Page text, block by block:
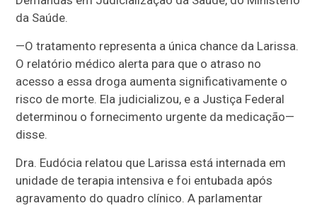
da Saúde.
—O tratamento representa a única chance da Larissa.
O relatório médico alerta para que o atraso no
acesso a essa droga aumenta significativamente o
risco de morte. Ela judicializou, e a Justiça Federal
determinou o fornecimento urgente da medicação—
disse.
Dra. Eudócia relatou que Larissa está internada em
unidade de terapia intensiva e foi entubada após
agravamento do quadro clínico. A parlamentar